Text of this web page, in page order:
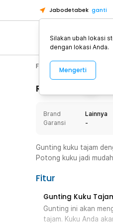
Jabodetabek ganti
Fashion, Make Up &
Rincian Produk
Brand
Lainnya
Garansi
-
Gunting kuku tajam
Potong kuku jadi
Fitur
Gunting Kuku
Gunting ini akan
tajam. Kuku Anda
Silakan ubah lokasi
dengan lokasi Anda.
Mengerti